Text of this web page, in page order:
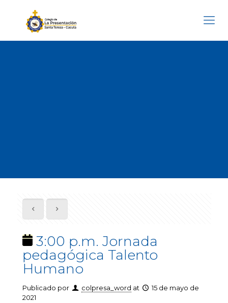
3:00 p.m. Jornada
pedagógica Talento
Humano
Publicado por colpresa_word at
15 de mayo de
2021